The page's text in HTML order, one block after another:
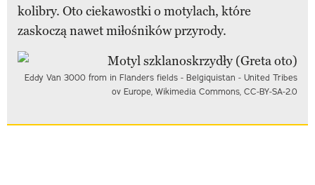
kolibry. Oto ciekawostki o motylach, które
zaskoczą nawet miłośników przyrody.
Eddy Van 3000 from in Flanders fields - Belgiquistan - United Tribes
ov Europe, Wikimedia Commons, CC-BY-SA-2.0